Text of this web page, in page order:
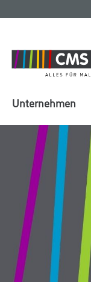
springen
springen
Unternehmen